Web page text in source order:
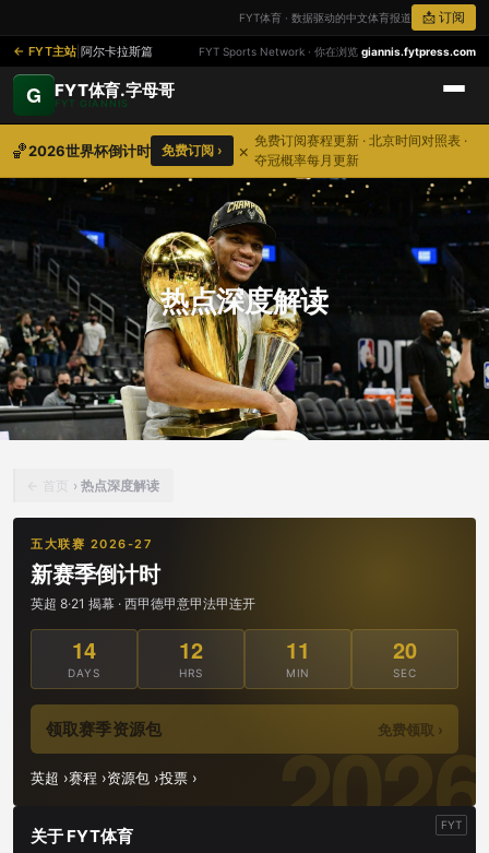
FYT体育 · 数据驱动的中文体育报道 📩 订阅
FYT主站 阿尔卡拉斯篇 FYT Sports Network · 你在浏览 giannis.fytpress.com
G FYT体育.字母哥
FYT GIANNIS
🏀2026世界杯倒计时
免费订阅赛程更新 · 北京时间对照表 ·
夺冠概率每月更新
免费订阅 › ×
热点深度解读
首页 › 热点深度解读
五大联赛 2026-27
新赛季倒计时
英超 8·21 揭幕 · 西甲德甲意甲法甲连开
14
DAYS
12
HRS
11
MIN
19
SEC
领取赛季资源包 免费领取 ›
英超 ›赛程 ›资源包 ›投票 ›
FYT
关于 FYT体育